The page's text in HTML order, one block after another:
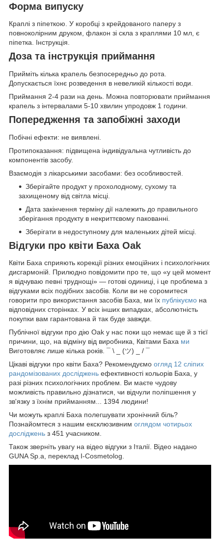
Форма випуску
Краплі з піпеткою. У коробці з крейдованого паперу з
повноколірним друком, флакон зі скла з краплями 10 мл, є
піпетка. Інструкція.
Доза та інструкція приймання
Прийміть кілька крапель безпосередньо до рота.
Допускається їхнє розведення в невеликій кількості води.
Приймання 2-4 рази на день. Можна повторювати приймання
крапель з інтервалами 5-10 хвилин упродовж 1 години.
Попередження та запобіжні заходи
Побічні ефекти: не виявлені.
Протипоказання: підвищена індивідуальна чутливість до
компонентів засобу.
Взаємодія з лікарськими засобами: без особливостей.
Зберігайте продукт у прохолодному, сухому та
захищеному від світла місці.
Дата закінчення терміну дії належить до правильного
зберігання продукту в некриттєвому пакованні.
Зберігати в недоступному для маленьких дітей місці.
Відгуки про квіти Баха Oak
Квіти Баха сприяють корекції різних емоційних і психологічних
дисгармоній. Прилюдно повідомити про те, що «у цей момент
я відчуваю певні труднощі» — готові одиниці, і це проблема з
відгуками всіх подібних засобів. Коли ви не соромитеся
говорити про використання засобів Баха, ми їх публікуємо на
відповідних сторінках. У всіх інших випадках, абсолютність
покупки вам гарантована й так буде завжди.
Публічної відгуки про дію Oak у нас поки що немає ще й з тієї
причини, що, на відміну від виробника, Квітами Баха ми
Виготовляє лише кілька років. ¯ \ _ (ツ) _ / ¯
Цікаві відгуки про квіти Баха? Рекомендуємо огляд 12 сліпих
рандомізованих досліджень ефективності кольорів Баха, у
разі різних психологічних проблем. Ви маєте чудову
можливість правильно дізнатися, чи відчули поліпшення у
зв'язку з їхнім прийманням... 1394 людини!
Чи можуть краплі Баха полегшувати хронічний біль?
Познайомтеся з нашим ексклюзивним оглядом чотирьох
досліджень з 451 учасником.
Також зверніть увагу на відео відгуки з Італії. Відео надано
GUNA Sp.a, переклад I-Cosmetolog.